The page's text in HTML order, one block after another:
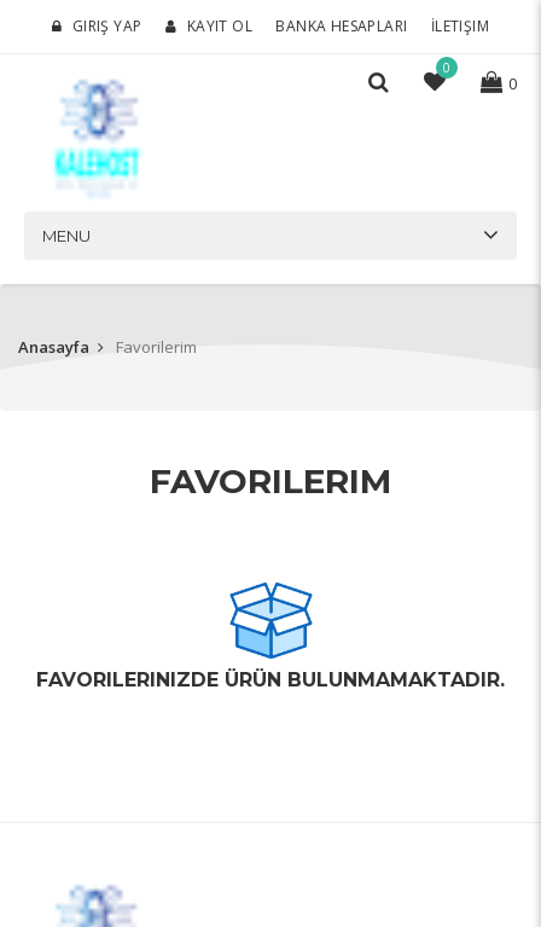
GIRIŞ YAP KAYIT OL BANKA HESAPLARI İLETIŞIM
0
0
MENU
Anasayfa Favorilerim
FAVORILERIM
FAVORILERINIZDE ÜRÜN BULUNMAMAKTADIR.